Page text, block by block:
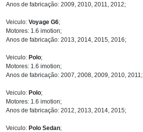
Anos de fabricação: 2009, 2010, 2011, 2012;
Veiculo: Voyage G6;
Motores: 1.6 imotion;
Anos de fabricação: 2013, 2014, 2015, 2016;
Veiculo: Polo;
Motores: 1.6 imotion;
Anos de fabricação: 2007, 2008, 2009, 2010, 2011;
Veiculo: Polo;
Motores: 1.6 imotion;
Anos de fabricação: 2012, 2013, 2014, 2015;
Veiculo: Polo Sedan;